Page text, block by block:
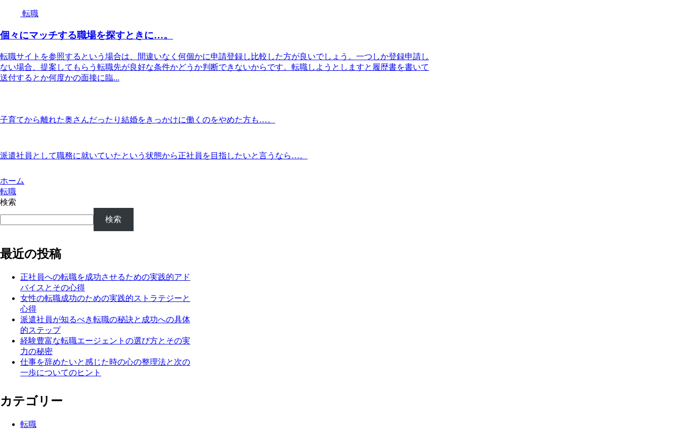
転職
個々にマッチする職場を探すときに…。
転職サイトを参照するという場合は、間違いなく何個かに申請登録し比較した方が良いでしょう。一つしか登録申請し
ない場合、提案してもらう転職先が良好な条件かどうか判断できないからです。転職しようとしますと履歴書を書いて
送付するとか何度かの面接に臨...
子育てから離れた奥さんだったり結婚をきっかけに働くのをやめた方も…。
派遣社員として職務に就いていたという状態から正社員を目指したいと言うなら…。
ホーム
転職
検索
検索
最近の投稿
正社員への転職を成功させるための実践的アド
バイスとその心得
女性の転職成功のための実践的ストラテジーと
心得
派遣社員が知るべき転職の秘訣と成功への具体
的ステップ
経験豊富な転職エージェントの選び方とその実
力の秘密
仕事を辞めたいと感じた時の心の整理法と次の
一歩についてのヒント
カテゴリー
転職